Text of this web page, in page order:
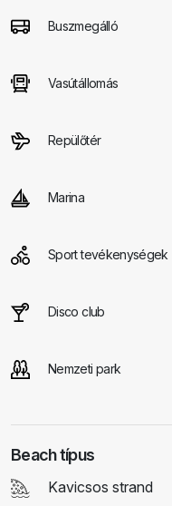
Buszmegálló
Vasútállomás
Repülőtér
Marina
Sport tevékenységek
Disco club
Nemzeti park
Beach típus
Kavicsos strand